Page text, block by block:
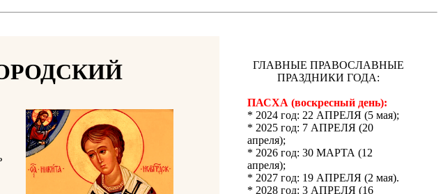
ГЛАВНЫЕ ПРАВОСЛАВНЫЕ
ПРАЗДНИКИ ГОДА:
ПАСХА (воскресный день):
* 2024 год: 22 АПРЕЛЯ (5 мая);
* 2025 год: 7 АПРЕЛЯ (20
апреля);
* 2026 год: 30 МАРТА (12
апреля);
* 2027 год: 19 АПРЕЛЯ (2 мая).
* 2028 год: 3 АПРЕЛЯ (16